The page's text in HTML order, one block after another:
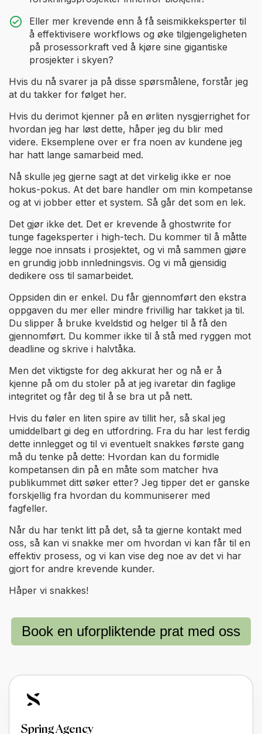
Eller mer krevende enn å få seismikkeksperter til
å effektivisere workflows og øke tilgjengeligheten
på prosessorkraft ved å kjøre sine gigantiske
prosjekter i skyen?
Hvis du nå svarer ja på disse spørsmålene, forstår jeg
at du takker for følget her.
Hvis du derimot kjenner på en ørliten nysgjerrighet for
hvordan jeg har løst dette, håper jeg du blir med
videre. Eksemplene over er fra noen av kundene jeg
har hatt lange samarbeid med.
Nå skulle jeg gjerne sagt at det virkelig ikke er noe
hokus-pokus. At det bare handler om min kompetanse
og at vi jobber etter et system. Så går det som en lek.
Det gjør ikke det. Det er krevende å ghostwrite for
tunge fageksperter i high-tech. Du kommer til å måtte
legge noe innsats i prosjektet, og vi må sammen gjøre
en grundig jobb innledningsvis. Og vi må gjensidig
dedikere oss til samarbeidet.
Oppsiden din er enkel. Du får gjennomført den ekstra
oppgaven du mer eller mindre frivillig har takket ja til.
Du slipper å bruke kveldstid og helger til å få den
gjennomført. Du kommer ikke til å stå med ryggen mot
deadline og skrive i halvtåka.
Men det viktigste for deg akkurat her og nå er å
kjenne på om du stoler på at jeg ivaretar din faglige
integritet og får deg til å se bra ut på nett.
Hvis du føler en liten spire av tillit her, så skal jeg
umiddelbart gi deg en utfordring. Fra du har lest ferdig
dette innlegget og til vi eventuelt snakkes første gang
må du tenke på dette: Hvordan kan du formidle
kompetansen din på en måte som matcher hva
publikummet ditt søker etter? Jeg tipper det er ganske
forskjellig fra hvordan du kommuniserer med
fagfeller.
Når du har tenkt litt på det, så ta gjerne kontakt med
oss, så kan vi snakke mer om hvordan vi kan får til en
effektiv prosess, og vi kan vise deg noe av det vi har
gjort for andre krevende kunder.
Håper vi snakkes!
Book en uforpliktende prat med oss
Spring Agency